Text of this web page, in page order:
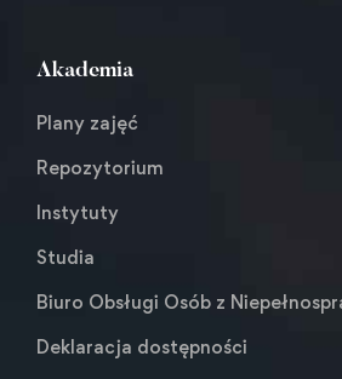
Akademia
Plany zajęć
Repozytorium
Instytuty
Studia
Biuro Obsługi Osób z
Deklaracja dostępności